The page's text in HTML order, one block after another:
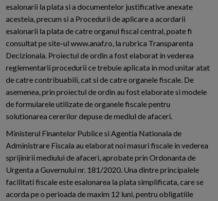
esalonarii la plata si a documentelor justificative anexate
acesteia, precum si a Procedurii de aplicare a acordarii
esalonarii la plata de catre organul fiscal central, poate fi
consultat pe site-ul www.anaf.ro, la rubrica Transparenta
Decizionala. Proiectul de ordin a fost elaborat in vederea
reglementarii procedurii ce trebuie aplicata in mod unitar atat
de catre contribuabili, cat si de catre organele fiscale. De
asemenea, prin proiectul de ordin au fost elaborate si modele
de formularele utilizate de organele fiscale pentru
solutionarea cererilor depuse de mediul de afaceri.
Ministerul Finantelor Publice si Agentia Nationala de
Administrare Fiscala au elaborat noi masuri fiscale in vederea
sprijinirii mediului de afaceri, aprobate prin Ordonanta de
Urgenta a Guvernului nr. 181/2020. Una dintre principalele
facilitati fiscale este esalonarea la plata simplificata, care se
acorda pe o perioada de maxim 12 luni, pentru obligatiile